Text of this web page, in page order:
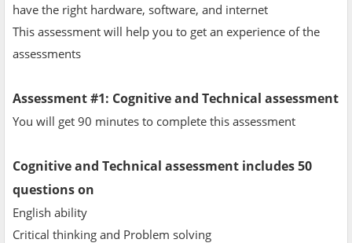
have the right hardware, software, and internet
This assessment will help you to get an experience of the
assessments
Assessment #1: Cognitive and Technical assessment
You will get 90 minutes to complete this assessment
Cognitive and Technical assessment includes 50
questions on
English ability
Critical thinking and Problem solving